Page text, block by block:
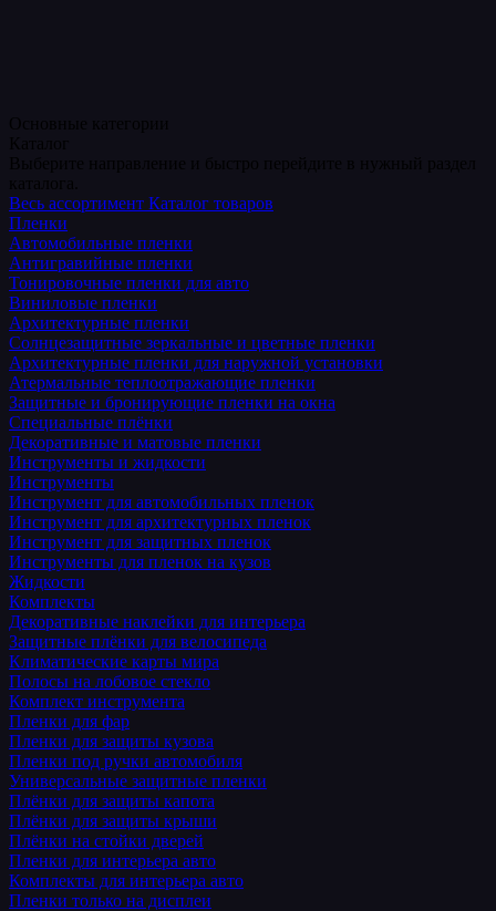
Весь ассортимент Каталог товаров
Пленки
Автомобильные пленки
Антигравийные пленки
Тонировочные пленки для авто
Виниловые пленки
Архитектурные пленки
Солнцезащитные зеркальные и цветные пленки
Архитектурные пленки для наружной установки
Атермальные теплоотражающие пленки
Защитные и бронирующие пленки на окна
Специальные плёнки
Декоративные и матовые пленки
Инструменты и жидкости
Инструменты
Инструмент для автомобильных пленок
Инструмент для архитектурных пленок
Инструмент для защитных пленок
Инструменты для пленок на кузов
Жидкости
Комплекты
Декоративные наклейки для интерьера
Защитные плёнки для велосипеда
Климатические карты мира
Полосы на лобовое стекло
Комплект инструмента
Пленки для фар
Пленки для защиты кузова
Пленки под ручки автомобиля
Универсальные защитные пленки
Плёнки для защиты капота
Плёнки для защиты крыши
Плёнки на стойки дверей
Пленки для интерьера авто
Комплекты для интерьера авто
Пленки только на дисплеи